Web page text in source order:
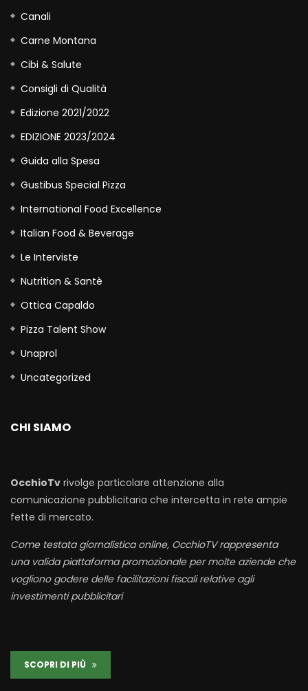
Canali
Carne Montana
Cibi & Salute
Consigli di Qualità
Edizione 2021/2022
EDIZIONE 2023/2024
Guida alla Spesa
Gustibus Special Pizza
International Food Excellence
Italian Food & Beverage
Le Interviste
Nutrition & Santè
Ottica Capaldo
Pizza Talent Show
Unaprol
Uncategorized
CHI SIAMO
OcchioTv rivolge particolare attenzione alla
comunicazione pubblicitaria che intercetta in rete ampie
fette di mercato.
Come testata giornalistica online, OcchioTV rappresenta
una valida piattaforma promozionale per molte aziende che
vogliono godere delle facilitazioni fiscali relative agli
investimenti pubblicitari
SCOPRI DI PIÙ